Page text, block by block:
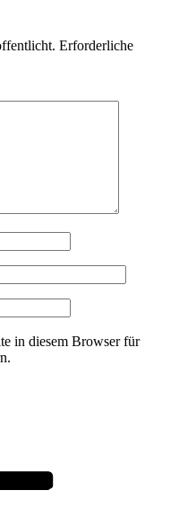
Erforderliche
in diesem Browser für